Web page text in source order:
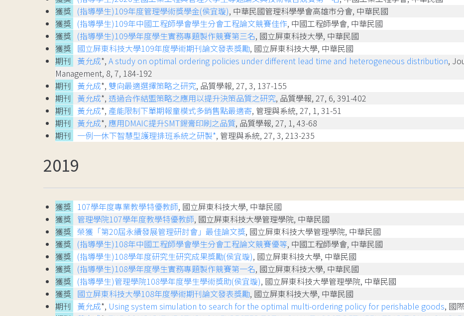
獲獎 (指導學生)109年度管理學術獎學金(侯宜璇), 中華民國管理科學學會高雄市分會, 中華民國
獲獎 (指導學生)109年中國工程師學會學生分會工程論文競賽佳作, 中國工程師學會, 中華民國
獲獎 (指導學生)109學年度學生實務專題製作競賽第三名, 國立屏東科技大學, 中華民國
獲獎 國立屏東科技大學109年度學術期刊論文發表獎勵, 國立屏東科技大學, 中華民國
期刊
黃允成*, A study on optimal ordering policies under different lead time and heterogeneous distribution,
Management, 8, 7, 184-192
期刊
黃允成*, 雙向最適選擇策略之研究, 品質學報, 27, 3, 137-155
期刊
黃允成*, 透過合作結盟策略之應用以提升決策品質之研究, 品質學報, 27, 6, 391-402
期刊
黃允成*, 產能限制下單期報童模式多銷售點最適寄, 管理與系統, 27, 1, 31-51
期刊
黃允成*, 應用DMAIC提升SMT錫膏印刷之品質, 品質學報, 27, 1, 43-68
期刊
一例一休下智慧型護理排班系統之研製*, 管理與系統, 27, 3, 213-235
2019
獲獎 107學年度專業教學特優教師, 國立屏東科技大學, 中華民國
獲獎 管理學院107學年度教學特優教師, 國立屏東科技大學管理學院, 中華民國
獲獎 榮獲「第20屆永續發展管理研討會」最佳論文獎, 國立屏東科技大學管理學院, 中華民國
獲獎 (指導學生)108年中國工程師學會學生分會工程論文競賽優等, 中國工程師學會, 中華民國
獲獎 (指導學生)108學年度研究生研究成果獎勵(侯宜璇), 國立屏東科技大學, 中華民國
獲獎 (指導學生)108學年度學生實務專題製作競賽第一名, 國立屏東科技大學, 中華民國
獲獎 (指導學生)管理學院108學年度學生學術獎助(侯宜璇), 國立屏東科技大學管理學院, 中華民國
獲獎 國立屏東科技大學108年度學術期刊論文發表獎勵, 國立屏東科技大學, 中華民國
期刊
黃允成*, Using system simulation to search for the optimal multi-ordering policy for perishable goods, 國